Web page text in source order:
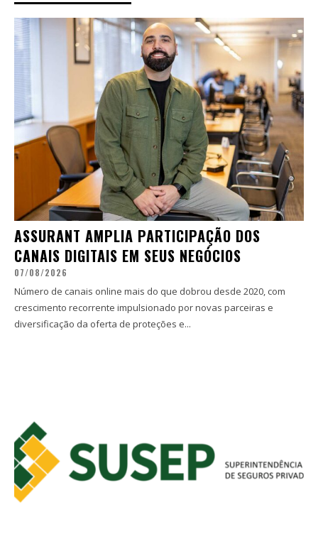
ASSURANT AMPLIA PARTICIPAÇÃO DOS
CANAIS DIGITAIS EM SEUS NEGÓCIOS
07/08/2026
Número de canais online mais do que dobrou desde 2020, com
crescimento recorrente impulsionado por novas parceiras e
diversificação da oferta de proteções e...